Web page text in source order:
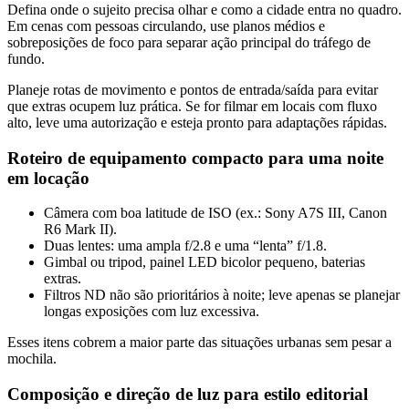
Defina onde o sujeito precisa olhar e como a cidade entra no quadro.
Em cenas com pessoas circulando, use planos médios e
sobreposições de foco para separar ação principal do tráfego de
fundo.
Planeje rotas de movimento e pontos de entrada/saída para evitar
que extras ocupem luz prática. Se for filmar em locais com fluxo
alto, leve uma autorização e esteja pronto para adaptações rápidas.
Roteiro de equipamento compacto para uma noite
em locação
Câmera com boa latitude de ISO (ex.: Sony A7S III, Canon
R6 Mark II).
Duas lentes: uma ampla f/2.8 e uma “lenta” f/1.8.
Gimbal ou tripod, painel LED bicolor pequeno, baterias
extras.
Filtros ND não são prioritários à noite; leve apenas se planejar
longas exposições com luz excessiva.
Esses itens cobrem a maior parte das situações urbanas sem pesar a
mochila.
Composição e direção de luz para estilo editorial